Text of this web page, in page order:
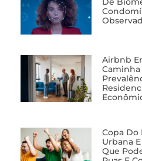
Airbnb
Caminha
Copa Do
Urbana
Que